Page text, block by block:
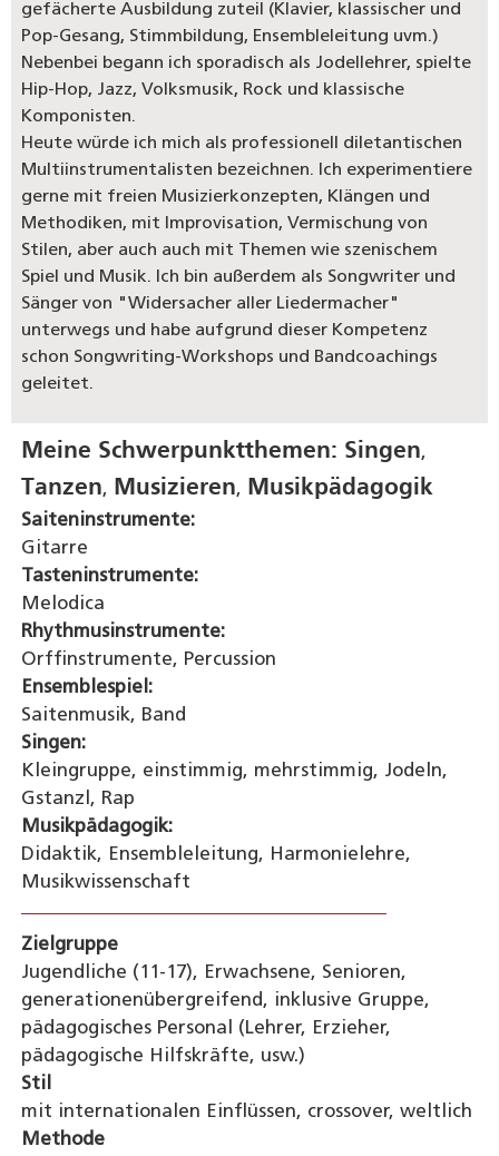
gefächerte Ausbildung zuteil (Klavier, klassischer und
Pop-Gesang, Stimmbildung, Ensembleleitung uvm.)
Nebenbei begann ich sporadisch als Jodellehrer, spielte
Hip-Hop, Jazz, Volksmusik, Rock und klassische
Komponisten.
Heute würde ich mich als professionell diletantischen
Multiinstrumentalisten bezeichnen. Ich experimentiere
gerne mit freien Musizierkonzepten, Klängen und
Methodiken, mit Improvisation, Vermischung von
Stilen, aber auch auch mit Themen wie szenischem
Spiel und Musik. Ich bin außerdem als Songwriter und
Sänger von "Widersacher aller Liedermacher"
unterwegs und habe aufgrund dieser Kompetenz
schon Songwriting-Workshops und Bandcoachings
geleitet.
Meine Schwerpunktthemen: Singen,
Tanzen, Musizieren, Musikpädagogik
Saiteninstrumente:
Gitarre
Tasteninstrumente:
Melodica
Rhythmusinstrumente:
Orffinstrumente, Percussion
Ensemblespiel:
Saitenmusik, Band
Singen:
Kleingruppe, einstimmig, mehrstimmig, Jodeln,
Gstanzl, Rap
Musikpädagogik:
Didaktik, Ensembleleitung, Harmonielehre,
Musikwissenschaft
Zielgruppe
Jugendliche (11-17), Erwachsene, Senioren,
generationenübergreifend, inklusive Gruppe,
pädagogisches Personal (Lehrer, Erzieher,
pädagogische Hilfskräfte, usw.)
Stil
mit internationalen Einflüssen, crossover, weltlich
Methode